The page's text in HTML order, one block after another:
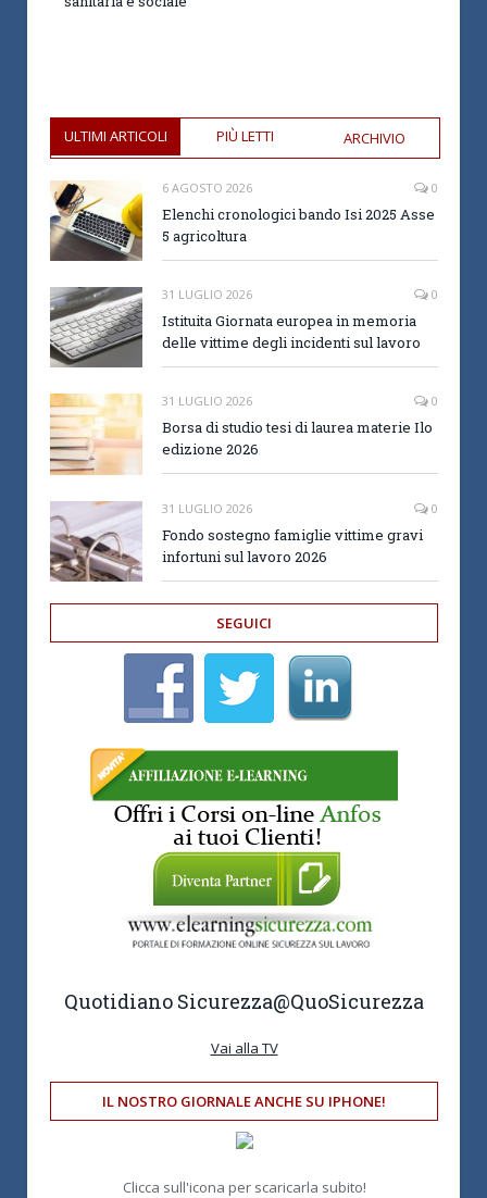
ULTIMI ARTICOLI PIÙ LETTI ARCHIVIO
6 AGOSTO 2026 0
Elenchi cronologici bando Isi 2025 Asse
5 agricoltura
31 LUGLIO 2026 0
Istituita Giornata europea in memoria
delle vittime degli incidenti sul lavoro
31 LUGLIO 2026 0
Borsa di studio tesi di laurea materie Ilo
edizione 2026
31 LUGLIO 2026 0
Fondo sostegno famiglie vittime gravi
infortuni sul lavoro 2026
SEGUICI
Quotidiano Sicurezza@QuoSicurezza
Vai alla TV
IL NOSTRO GIORNALE ANCHE SU IPHONE!
Clicca sull'icona per scaricarla subito!